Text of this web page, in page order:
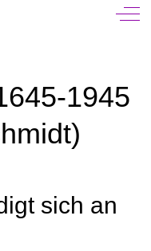
Off-
1945
sich an